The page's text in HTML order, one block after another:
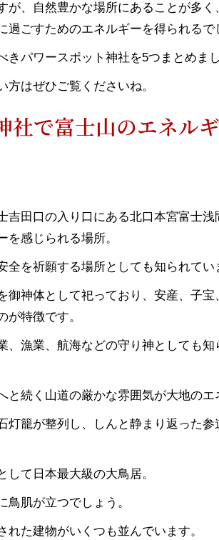
が、自然豊かな場所にあることが多
ごすためのエネルギーを得られるで
パワースポット神社を5つまとめまし
はぜひご覧くださいね。
社で富士山のエネル
吉田口の入り口にある北口本宮富士
を感じられる場所。
を祈願する場所としても知られてい
御神体として祀っており、安産、子
が特徴です。
、漁業、航海などの守り神としても
続く山道の厳かな雰囲気が大地のエ
灯籠が整列し、しんと静まり返った参
て日本最大級の大鳥居。
肌が立つでしょう。
た建物がいくつも並んでいます。